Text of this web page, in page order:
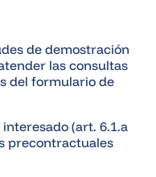
de demostración
las consultas
del formulario de
(art. 6.1.a
precontractuales